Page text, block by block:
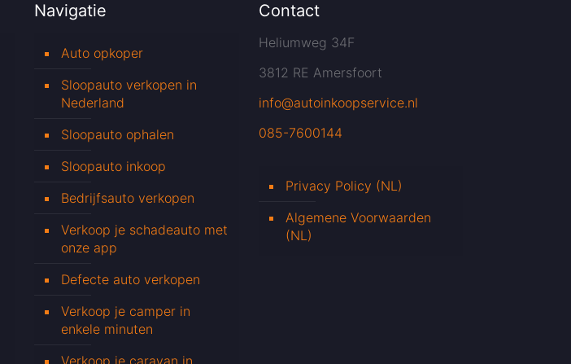
Navigatie
Auto opkoper
Sloopauto verkopen in
Nederland
Sloopauto ophalen
Sloopauto inkoop
Bedrijfsauto verkopen
Verkoop je schadeauto met
onze app
Defecte auto verkopen
Verkoop je camper in
enkele minuten
Contact
Heliumweg 34F
3812 RE Amersfoort
info@autoinkoopservice.nl
085-7600144
Privacy Policy (NL)
Algemene Voorwaarden
(NL)